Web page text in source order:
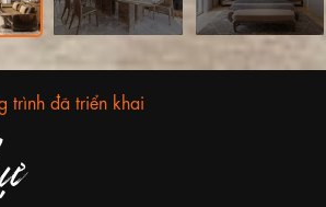
trình đã triển khai